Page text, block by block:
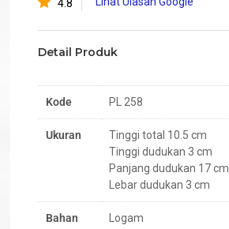
4.8
Detail Produk
Kode PL 258
Ukuran
Tinggi total 10.5 cm
Tinggi dudukan 3 cm
Panjang dudukan 17 cm
Lebar dudukan 3 cm
Bahan Logam